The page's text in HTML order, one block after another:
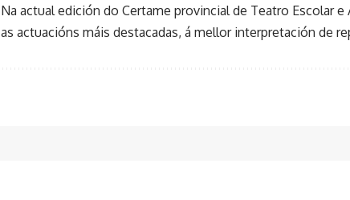
Na actual edición do Certame provincial de Teatro Escolar
as actuacións máis destacadas, á mellor interpretación de